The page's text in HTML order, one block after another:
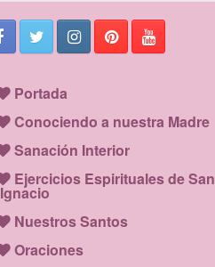
Portada
Conociendo a nuestra Madre
Sanación Interior
Ejercicios Espirituales de San
Ignacio
Nuestros Santos
Oraciones